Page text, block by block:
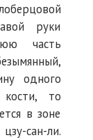
руки
часть
одного
то
в зоне
сан-ли.